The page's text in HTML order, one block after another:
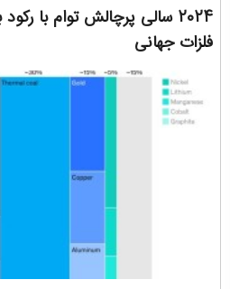
۲۰۲۴ سالی پرچالش توام با
فلزات جهانی